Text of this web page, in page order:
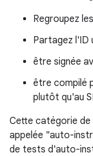
Regroupez
Partagez l'ID
être signée
être compilé
plutôt qu'au
Cette catégorie
appelée "auto-
de tests d'auto-